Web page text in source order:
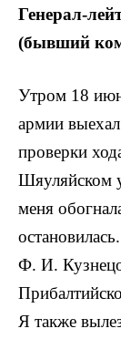
Генерал-
(бывший
Утром 18
армии
проверки
Шяуляйском
меня
Ф. И.
Я также